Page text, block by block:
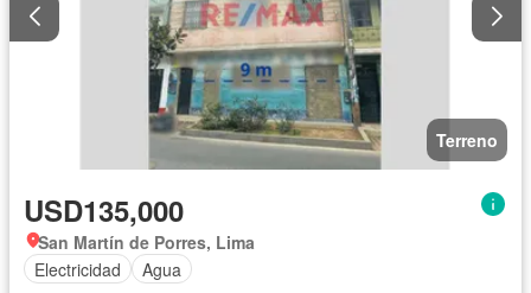
Terreno
USD135,000
San Martín de Porres, Lima
Electricidad
Agua